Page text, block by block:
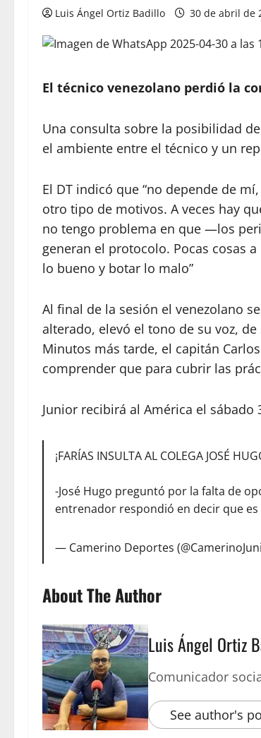
Luis Ángel Ortiz Badillo 30 de abril de
El técnico venezolano perdió la
Una consulta sobre la posibilidad
el ambiente entre el técnico y un
El DT indicó que “no depende de
otro tipo de motivos. A veces hay
no tengo problema en que —los
generan el protocolo. Pocas cosas
lo bueno y botar lo malo”
Al final de la sesión el venezolano
alterado, elevó el tono de su voz,
Minutos más tarde, el capitán
comprender que para cubrir las
Junior recibirá al América el
¡FARÍAS INSULTA AL COLEGA JOSÉ
-José Hugo preguntó por la falta de
entrenador respondió en decir que
— Camerino Deportes
About The Author
Luis Ángel Ortiz
Comunicador
See author's